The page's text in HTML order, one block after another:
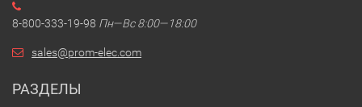
8-800-333-19-98 Пн—Вс 8:00—18:00
sales@prom-elec.com
РАЗДЕЛЫ